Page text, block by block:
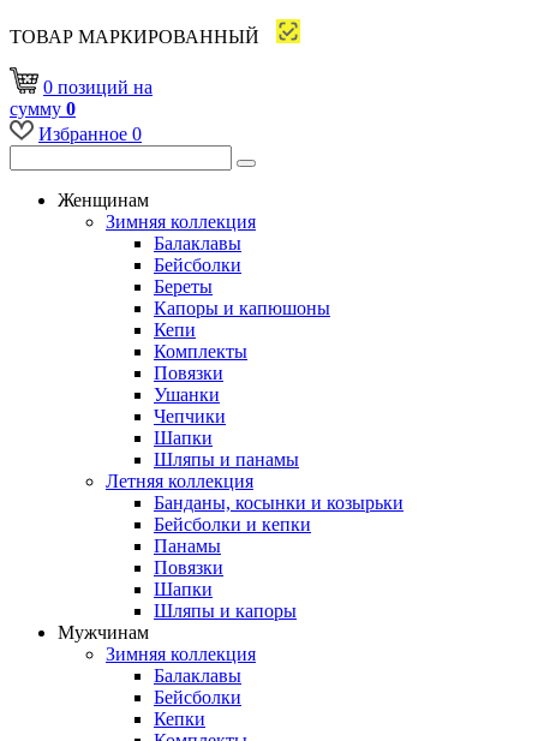
ТОВАР МАРКИРОВАННЫЙ
0 позиций на
сумму 0
Избранное 0
Женщинам
Зимняя коллекция
Балаклавы
Бейсболки
Береты
Капоры и капюшоны
Кепи
Комплекты
Повязки
Ушанки
Чепчики
Шапки
Шляпы и панамы
Летняя коллекция
Банданы, косынки и козырьки
Бейсболки и кепки
Панамы
Повязки
Шапки
Шляпы и капоры
Мужчинам
Зимняя коллекция
Балаклавы
Бейсболки
Кепки